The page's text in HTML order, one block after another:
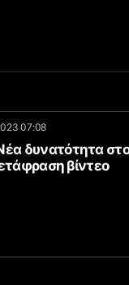
07:08
δυνατότητα
βίντεο